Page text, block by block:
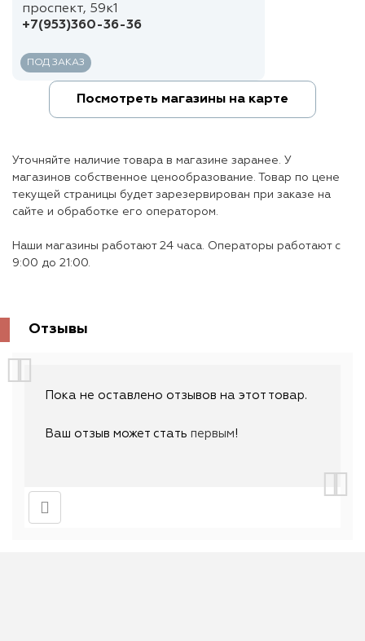
проспект, 59к1
+7(953)360-36-36
ПОД ЗАКАЗ
Посмотреть магазины на карте
Уточняйте наличие товара в магазине заранее. У
магазинов собственное ценообразование. Товар по цене
текущей страницы будет зарезервирован при заказе на
сайте и обработке его оператором.
Наши магазины работают 24 часа. Операторы работают с
9:00 до 21:00.
Отзывы
Пока не оставлено отзывов на этот товар.
Ваш отзыв может стать первым!